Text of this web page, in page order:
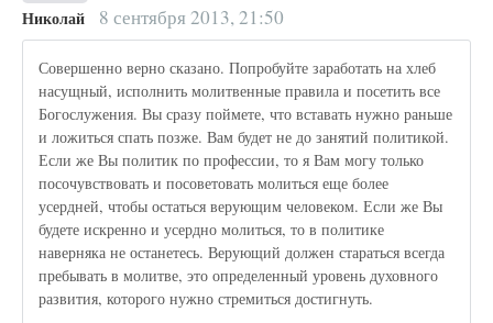
Николай 8 сентября 2013, 21:50
Совершенно верно сказано. Попробуйте заработать на хлеб
насущный, исполнить молитвенные правила и посетить все
Богослужения. Вы сразу поймете, что вставать нужно раньше
и ложиться спать позже. Вам будет не до занятий политикой.
Если же Вы политик по профессии, то я Вам могу только
посочувствовать и посоветовать молиться еще более
усердней, чтобы остаться верующим человеком. Если же Вы
будете искренно и усердно молиться, то в политике
наверняка не останетесь. Верующий должен стараться всегда
пребывать в молитве, это определенный уровень духовного
развития, которого нужно стремиться достигнуть.